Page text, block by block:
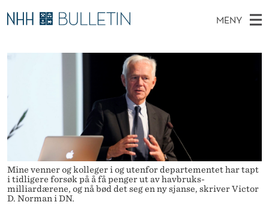
B
U
D
J
T
T
K
MENY
O
M
E
N
Y
Ø
T
E
D
Stipendiater og nye forskerprofiler
Ekspertutvalg
Om Bulletin
Mine venner og kolleger i og utenfor departementet har tapt
i tidligere forsøk på å få penger ut av havbruks-
milliardærene, og nå bød det seg en ny sjanse, skriver Victor
D. Norman i DN.